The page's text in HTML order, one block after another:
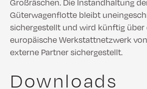
Güterwagenflotte bleibt
sichergestellt und wird künftig über
europäische Werkstattnetzwerk
externe Partner sichergestellt.
Downloads